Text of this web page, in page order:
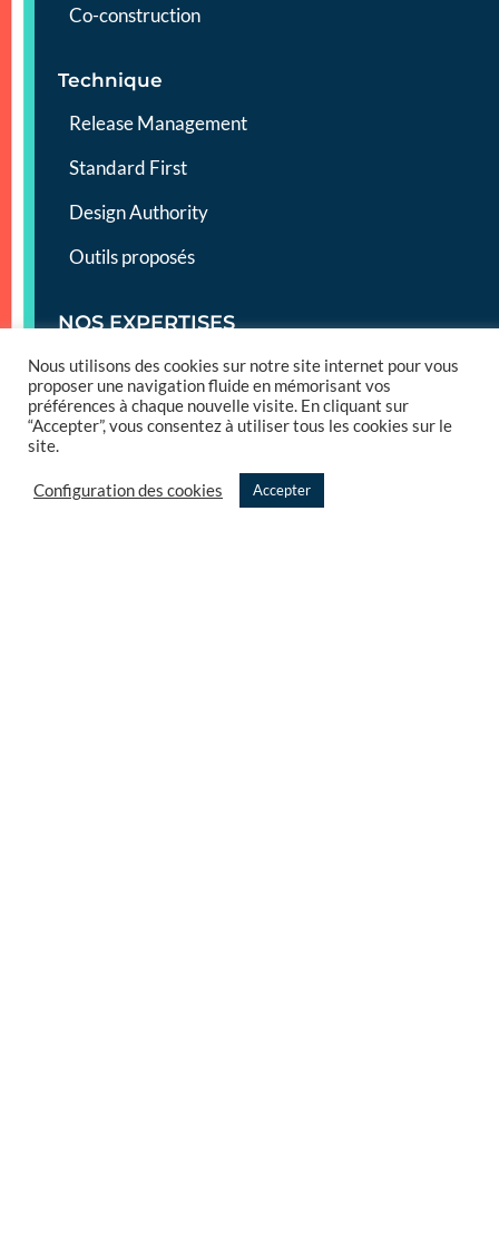
Co-construction
Technique
Release Management
Standard First
Design Authority
Outils proposés
NOS EXPERTISES
Offres de services
Conseil
Projets Studio
Nous utilisons des cookies sur notre site internet pour vous
proposer une navigation fluide en mémorisant vos
préférences à chaque nouvelle visite. En cliquant sur
“Accepter”, vous consentez à utiliser tous les cookies sur le
site.
Configuration des cookies Accepter